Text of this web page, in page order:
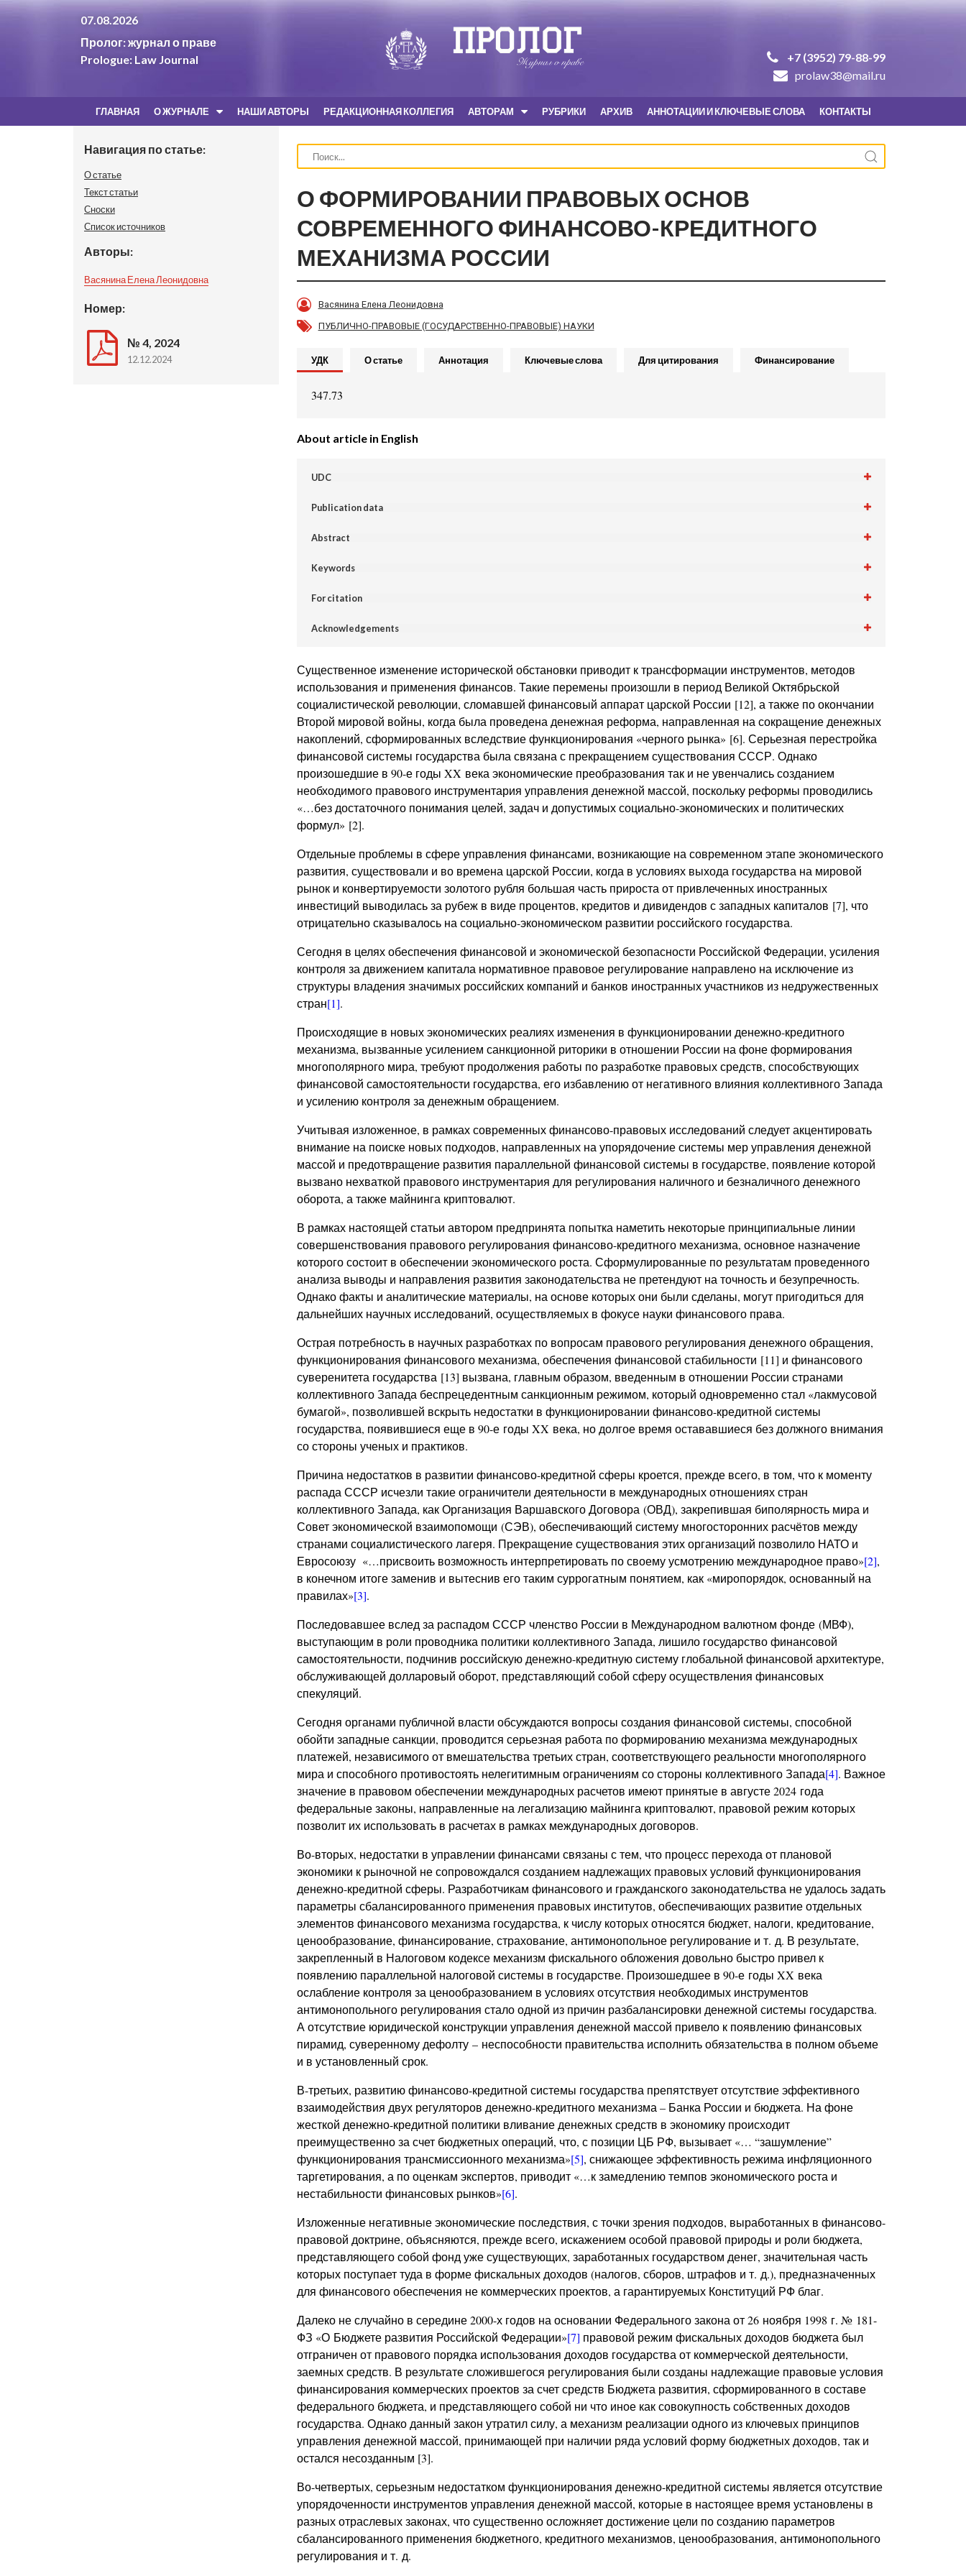
07.08.2026
Пролог: журнал о праве
Prologue: Law Journal
+7 (3952) 79-88-99
prolaw38@mail.ru
ГЛАВНАЯ О ЖУРНАЛЕ НАШИ АВТОРЫ РЕДАКЦИОННАЯ КОЛЛЕГИЯ АВТОРАМ РУБРИКИ АРХИВ АННОТАЦИИ И КЛЮЧЕВЫЕ СЛОВА КОНТАКТЫ
Навигация по статье:
О статье
Текст статьи
Сноски
Список источников
Авторы:
Васянина Елена Леонидовна
Номер:
№ 4, 2024
12.12.2024
О ФОРМИРОВАНИИ ПРАВОВЫХ ОСНОВ
СОВРЕМЕННОГО ФИНАНСОВО-КРЕДИТНОГО
МЕХАНИЗМА РОССИИ
Васянина Елена Леонидовна
ПУБЛИЧНО-ПРАВОВЫЕ (ГОСУДАРСТВЕННО-ПРАВОВЫЕ) НАУКИ
УДК О статье Аннотация Ключевые слова Для цитирования Финансирование
347.73
About article in English
UDC
Publication data
Abstract
Keywords
For citation
Acknowledgements
Существенное изменение исторической обстановки приводит к трансформации инструментов, методов
использования и применения финансов. Такие перемены произошли в период Великой Октябрьской
социалистической революции, сломавшей финансовый аппарат царской России [12], а также по окончании
Второй мировой войны, когда была проведена денежная реформа, направленная на сокращение денежных
накоплений, сформированных вследствие функционирования «черного рынка» [6]. Серьезная перестройка
финансовой системы государства была связана с прекращением существования СССР. Однако
произошедшие в 90-е годы XX века экономические преобразования так и не увенчались созданием
необходимого правового инструментария управления денежной массой, поскольку реформы проводились
«…без достаточного понимания целей, задач и допустимых социально-экономических и политических
формул» [2].
Отдельные проблемы в сфере управления финансами, возникающие на современном этапе экономического
развития, существовали и во времена царской России, когда в условиях выхода государства на мировой
рынок и конвертируемости золотого рубля большая часть прироста от привлеченных иностранных
инвестиций выводилась за рубеж в виде процентов, кредитов и дивидендов с западных капиталов [7], что
отрицательно сказывалось на социально-экономическом развитии российского государства.
Сегодня в целях обеспечения финансовой и экономической безопасности Российской Федерации, усиления
контроля за движением капитала нормативное правовое регулирование направлено на исключение из
структуры владения значимых российских компаний и банков иностранных участников из недружественных
стран[1].
Происходящие в новых экономических реалиях изменения в функционировании денежно-кредитного
механизма, вызванные усилением санкционной риторики в отношении России на фоне формирования
многополярного мира, требуют продолжения работы по разработке правовых средств, способствующих
финансовой самостоятельности государства, его избавлению от негативного влияния коллективного Запада
и усилению контроля за денежным обращением.
Учитывая изложенное, в рамках современных финансово-правовых исследований следует акцентировать
внимание на поиске новых подходов, направленных на упорядочение системы мер управления денежной
массой и предотвращение развития параллельной финансовой системы в государстве, появление которой
вызвано нехваткой правового инструментария для регулирования наличного и безналичного денежного
оборота, а также майнинга криптовалют.
В рамках настоящей статьи автором предпринята попытка наметить некоторые принципиальные линии
совершенствования правового регулирования финансово-кредитного механизма, основное назначение
которого состоит в обеспечении экономического роста. Сформулированные по результатам проведенного
анализа выводы и направления развития законодательства не претендуют на точность и безупречность.
Однако факты и аналитические материалы, на основе которых они были сделаны, могут пригодиться для
дальнейших научных исследований, осуществляемых в фокусе науки финансового права.
Острая потребность в научных разработках по вопросам правового регулирования денежного обращения,
функционирования финансового механизма, обеспечения финансовой стабильности [11] и финансового
суверенитета государства [13] вызвана, главным образом, введенным в отношении России странами
коллективного Запада беспрецедентным санкционным режимом, который одновременно стал «лакмусовой
бумагой», позволившей вскрыть недостатки в функционировании финансово-кредитной системы
государства, появившиеся еще в 90-е годы XX века, но долгое время остававшиеся без должного внимания
со стороны ученых и практиков.
Причина недостатков в развитии финансово-кредитной сферы кроется, прежде всего, в том, что к моменту
распада СССР исчезли такие ограничители деятельности в международных отношениях стран
коллективного Запада, как Организация Варшавского Договора (ОВД), закрепившая биполярность мира и
Совет экономической взаимопомощи (СЭВ), обеспечивающий систему многосторонних расчётов между
странами социалистического лагеря. Прекращение существования этих организаций позволило НАТО и
Евросоюзу «…присвоить возможность интерпретировать по своему усмотрению международное право»[2],
в конечном итоге заменив и вытеснив его таким суррогатным понятием, как «миропорядок, основанный на
правилах»[3].
Последовавшее вслед за распадом СССР членство России в Международном валютном фонде (МВФ),
выступающим в роли проводника политики коллективного Запада, лишило государство финансовой
самостоятельности, подчинив российскую денежно-кредитную систему глобальной финансовой архитектуре,
обслуживающей долларовый оборот, представляющий собой сферу осуществления финансовых
спекуляций.
Сегодня органами публичной власти обсуждаются вопросы создания финансовой системы, способной
обойти западные санкции, проводится серьезная работа по формированию механизма международных
платежей, независимого от вмешательства третьих стран, соответствующего реальности многополярного
мира и способного противостоять нелегитимным ограничениям со стороны коллективного Запада[4]. Важное
значение в правовом обеспечении международных расчетов имеют принятые в августе 2024 года
федеральные законы, направленные на легализацию майнинга криптовалют, правовой режим которых
позволит их использовать в расчетах в рамках международных договоров.
Во-вторых, недостатки в управлении финансами связаны с тем, что процесс перехода от плановой
экономики к рыночной не сопровождался созданием надлежащих правовых условий функционирования
денежно-кредитной сферы. Разработчикам финансового и гражданского законодательства не удалось задать
параметры сбалансированного применения правовых институтов, обеспечивающих развитие отдельных
элементов финансового механизма государства, к числу которых относятся бюджет, налоги, кредитование,
ценообразование, финансирование, страхование, антимонопольное регулирование и т. д. В результате,
закрепленный в Налоговом кодексе механизм фискального обложения довольно быстро привел к
появлению параллельной налоговой системы в государстве. Произошедшее в 90-е годы XX века
ослабление контроля за ценообразованием в условиях отсутствия необходимых инструментов
антимонопольного регулирования стало одной из причин разбалансировки денежной системы государства.
А отсутствие юридической конструкции управления денежной массой привело к появлению финансовых
пирамид, суверенному дефолту – неспособности правительства исполнить обязательства в полном объеме
и в установленный срок.
В-третьих, развитию финансово-кредитной системы государства препятствует отсутствие эффективного
взаимодействия двух регуляторов денежно-кредитного механизма – Банка России и бюджета. На фоне
жесткой денежно-кредитной политики вливание денежных средств в экономику происходит
преимущественно за счет бюджетных операций, что, с позиции ЦБ РФ, вызывает «… “зашумление”
функционирования трансмиссионного механизма»[5], снижающее эффективность режима инфляционного
таргетирования, а по оценкам экспертов, приводит «…к замедлению темпов экономического роста и
нестабильности финансовых рынков»[6].
Изложенные негативные экономические последствия, с точки зрения подходов, выработанных в финансово-
правовой доктрине, объясняются, прежде всего, искажением особой правовой природы и роли бюджета,
представляющего собой фонд уже существующих, заработанных государством денег, значительная часть
которых поступает туда в форме фискальных доходов (налогов, сборов, штрафов и т. д.), предназначенных
для финансового обеспечения не коммерческих проектов, а гарантируемых Конституций РФ благ.
Далеко не случайно в середине 2000-х годов на основании Федерального закона от 26 ноября 1998 г. № 181-
ФЗ «О Бюджете развития Российской Федерации»[7] правовой режим фискальных доходов бюджета был
отграничен от правового порядка использования доходов государства от коммерческой деятельности,
заемных средств. В результате сложившегося регулирования были созданы надлежащие правовые условия
финансирования коммерческих проектов за счет средств Бюджета развития, сформированного в составе
федерального бюджета, и представляющего собой ни что иное как совокупность собственных доходов
государства. Однако данный закон утратил силу, а механизм реализации одного из ключевых принципов
управления денежной массой, принимающей при наличии ряда условий форму бюджетных доходов, так и
остался несозданным [3].
Во-четвертых, серьезным недостатком функционирования денежно-кредитной системы является отсутствие
упорядоченности инструментов управления денежной массой, которые в настоящее время установлены в
разных отраслевых законах, что существенно осложняет достижение цели по созданию параметров
сбалансированного применения бюджетного, кредитного механизмов, ценообразования, антимонопольного
регулирования и т. д.